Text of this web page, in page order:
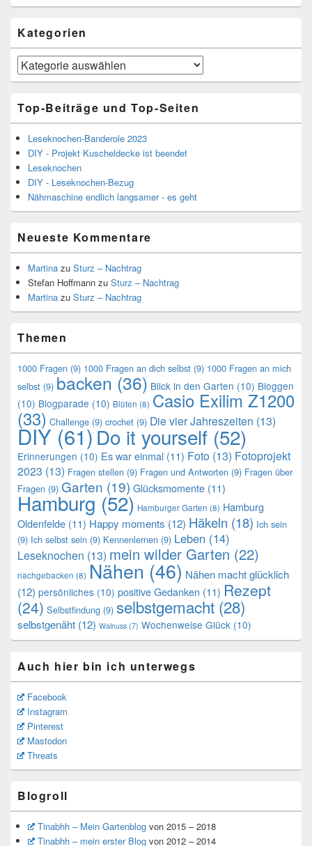
Kategorien
Kategorien
Top-Beiträge und Top-Seiten
Leseknochen-Banderole 2023
DIY - Projekt Kuscheldecke ist beendet
Leseknochen
DIY - Leseknochen-Bezug
Nähmaschine endlich langsamer - es geht
Neueste Kommentare
Martina zu Sturz – Nachtrag
Stefan Hoffmann zu Sturz – Nachtrag
Martina zu Sturz – Nachtrag
Themen
1000 Fragen (9) 1000 Fragen an dich selbst (9) 1000 Fragen an mich
selbst (9) backen (36) Blick in den Garten (10) Bloggen
(10) Blogparade (10) Blüten (8) Casio Exilim Z1200
(33) Challenge (9) crochet (9) Die vier Jahreszeiten (13)
DIY (61)Do it yourself (52)
Erinnerungen (10) Es war einmal (11) Foto (13) Fotoprojekt
2023 (13) Fragen stellen (9) Fragen und Antworten (9) Fragen über
Fragen (9) Garten (19) Glücksmomente (11)
Hamburg (52) Hamburger Garten (8) Hamburg
Oldenfelde (11) Happy moments (12) Häkeln (18) Ich sein
(9) Ich selbst sein (9) Kennenlernen (9) Leben (14)
Leseknochen (13) mein wilder Garten (22)
nachgebacken (8) Nähen (46) Nähen macht glücklich
(12) persönliches (10) positive Gedanken (11) Rezept
(24) Selbstfindung (9) selbstgemacht (28)
selbstgenäht (12) Walnuss (7) Wochenweise Glück (10)
Auch hier bin ich unterwegs
Facebook
Instagram
Pinterest
Mastodon
Threats
Blogroll
Tinabhh – Mein Gartenblogvon 2015 – 2018
Tinabhh – mein erster Blogvon 2012 – 2014